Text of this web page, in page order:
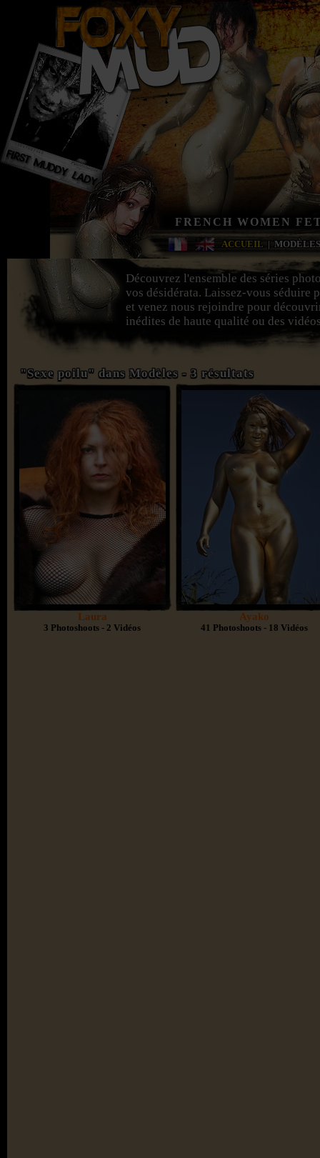
FRENCH WOMEN
ACCUEIL | MODÈLES
Découvrez l'ensemble des séries
vos désidérata. Laissez-vous séduire
et venez nous rejoindre pour
inédites de haute qualité ou des
"Sexe poilu" dans Modèles - 3 résultats
Laura
3 Photoshoots - 2 Vidéos
Ayako
41 Photoshoots - 18 Vidéos